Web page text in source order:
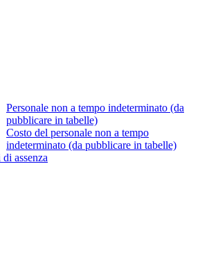
Personale non a tempo indeterminato (da
pubblicare in tabelle)
Costo del personale non a tempo
indeterminato (da pubblicare in tabelle)
di assenza